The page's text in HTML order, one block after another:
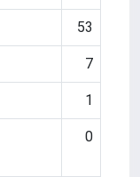
53
7
1
0